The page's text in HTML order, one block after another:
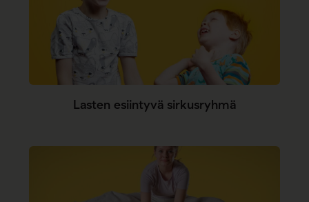
Lasten esiintyvä sirkusryhmä